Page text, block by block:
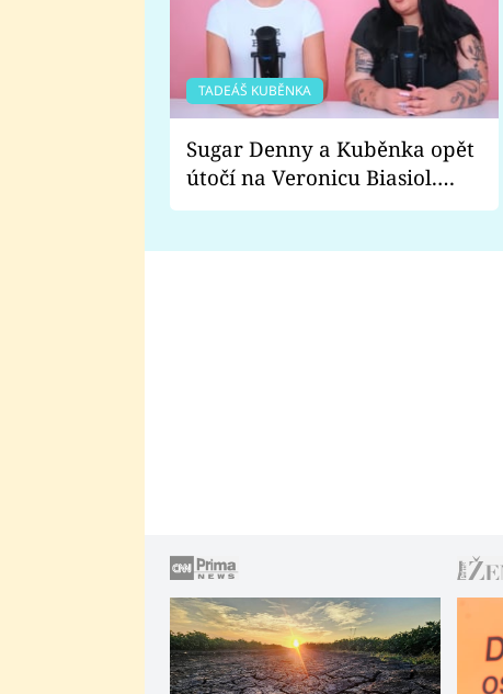
TADEÁŠ KUBĚNKA
Sugar Denny a Kuběnka opět
útočí na Veronicu Biasiol.
Proč je podle nich falešná a